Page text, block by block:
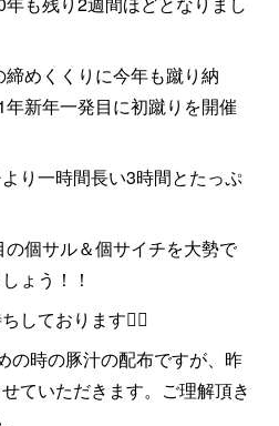
めくくりに今年も蹴り納
新年一発目に初蹴りを開催
り一時間長い3時間とたっぷ
個サル＆個サイチを大勢で
ょう！！
しております🙇‍♂️
の時の豚汁の配布ですが、昨
ていただきます。ご理解頂き